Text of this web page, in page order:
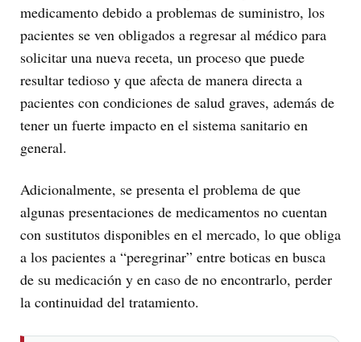
medicamento debido a problemas de suministro, los
pacientes se ven obligados a regresar al médico para
solicitar una nueva receta, un proceso que puede
resultar tedioso y que afecta de manera directa a
pacientes con condiciones de salud graves, además de
tener un fuerte impacto en el sistema sanitario en
general.
Adicionalmente, se presenta el problema de que
algunas presentaciones de medicamentos no cuentan
con sustitutos disponibles en el mercado, lo que obliga
a los pacientes a “peregrinar” entre boticas en busca
de su medicación y en caso de no encontrarlo, perder
la continuidad del tratamiento.